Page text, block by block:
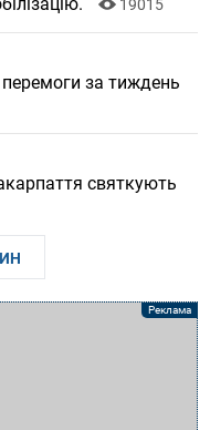
19015
за тиждень
святкують